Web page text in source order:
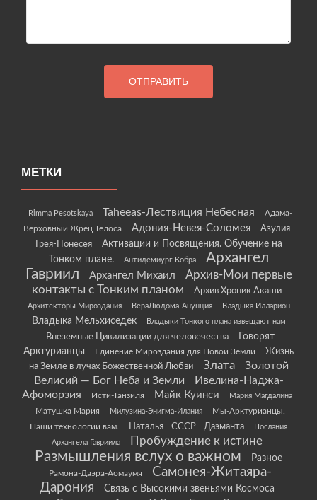
МЕТКИ
Rimma Pesotskaya Taheeas-Лествиция Небесная
Адама-
Верховный Жрец Телоса
Адония-Невея-Соломея
Азулия-
Грея-Понесея
Активации и Посвящения. Обучение на
Тонком плане.
Антидемиург Кобра
Архангел
Гавриил
Архангел Михаил
Архив-Мои первые
контакты с Тонким планом
Архив Хроник Акаши
Архитекторы Мироздания ВераЛюдома-Анунция Владыка Илларион
Владыка Мельхиседек Владыки Тонкого плана извещают нам
Внеземные Цивилизации для человечества
Говорят
Арктурианцы
Единение Мироздания для Новой Земли
Жизнь
на Земле в лучах Божественной Любви
Злата
Золотой
Велисий — Бог Неба и Земли
Ивелина-Наджа-
Афоморзия
Исти-Танзиля Майк Куинси Мария Магдалина
Матушка Мария Милузина-Энигма-Илания
Мы-Арктурианцы.
Наши технологии вам.
Наталья - СССР - Даэманта
Послания
Архангела Гавриила
Пробуждение к истине
Размышления вслух о важном Разное
Рамона-Даэра-Аомаумя
Самонея-Житаяра-
Дарония
Связь с Высокими звеньями Космоса